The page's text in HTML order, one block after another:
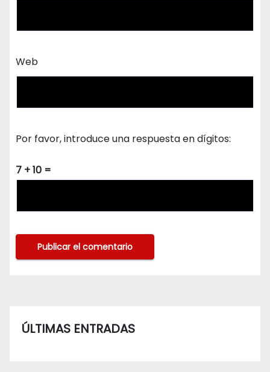
Web
Por favor, introduce una respuesta en dígitos:
7 + 10 =
ÚLTIMAS ENTRADAS